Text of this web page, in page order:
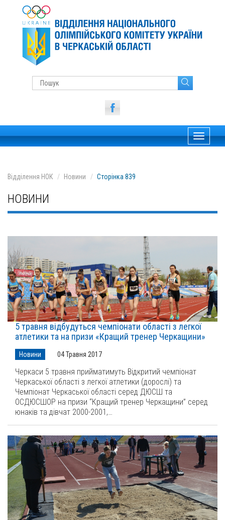
Toggle
Відділення НОК Новини Сторінка 839
НОВИНИ
5 травня відбудуться чемпіонати області з легкої
атлетики та на призи «Кращий тренер Черкащини»
Новини 04 Травня 2017
Черкаси 5 травня прийматимуть Відкритий чемпіонат
Черкаської області з легкої атлетики (дорослі) та
Чемпіонат Черкаської області серед ДЮСШ та
ОСДЮСШОР на призи “Кращий тренер Черкащини” серед
юнаків та дівчат 2000-2001,…